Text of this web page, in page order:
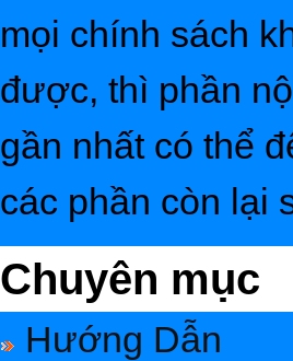
mọi chính sách
được, thì phần
gần nhất có thể
các phần còn lại
Chuyên mục
Hướng Dẫn